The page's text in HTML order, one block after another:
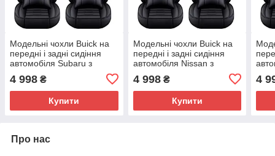
Модельні чохли Buick на
передні і задні сидіння
автомобіля Subaru з
4 998 ₴
Купити
Модельні чохли Buick на
передні і задні сидіння
автомобіля Nissan з
4 998₴
Купити
4
Про нас